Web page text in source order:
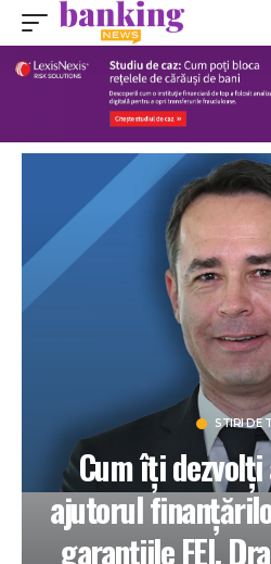
STIRI DE
Cum îți
ajutorul
garanțiile FEI.